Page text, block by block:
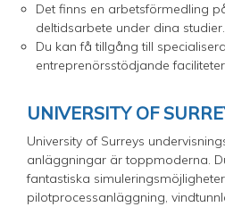
Det finns en arbetsförmedling
deltidsarbete under dina studier.
Du kan få tillgång till
entreprenörsstödjande
UNIVERSITY OF
University of Surreys
anläggningar är toppmoderna.
fantastiska
pilotprocessanläggning,